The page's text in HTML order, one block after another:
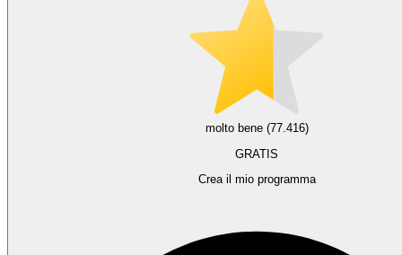
molto bene (77.416)
GRATIS
Crea il mio programma